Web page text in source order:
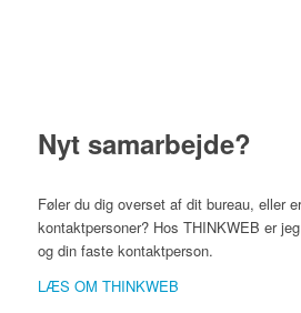
Nyt samarbejde?
Føler du dig overset af dit bureau, eller
kontaktpersoner? Hos THINKWEB er
og din faste kontaktperson.
LÆS OM THINKWEB